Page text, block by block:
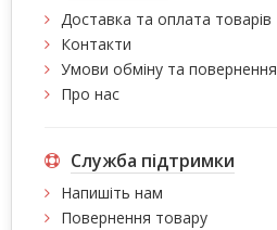
Доставка та оплата товарів
Контакти
Умови обміну та повернення
Про нас
Служба підтримки
Напишіть нам
Повернення товару